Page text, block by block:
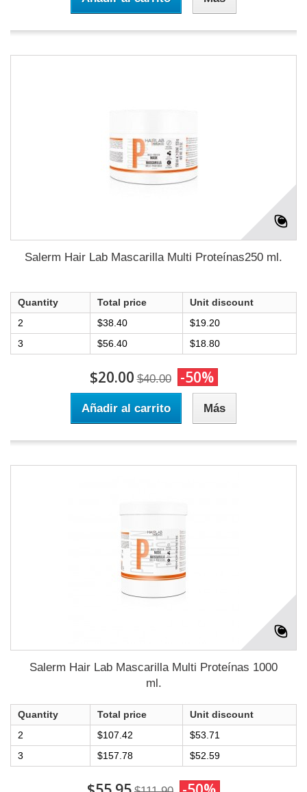
Salerm Hair Lab Mascarilla Multi Proteínas250 ml.
Quantity Total price
Unit discount
2
$38.40
$19.20
3
$56.40 $18.80
$20.00 $40.00 -50%
Añadir al carrito Más
Salerm Hair Lab Mascarilla Multi Proteínas 1000
ml.
Quantity Total price
Unit discount
2
$107.42
$53.71
3
$157.78 $52.59